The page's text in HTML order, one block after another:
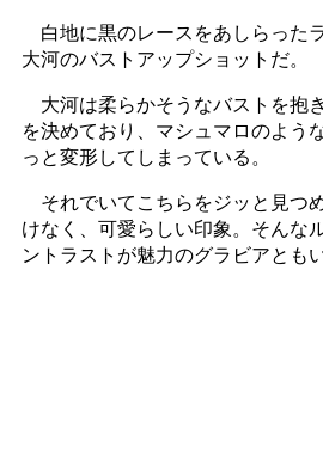
白地に黒のレースをあしらった
大河のバストアップショットだ。
大河は柔らかそうなバストを抱
を決めており、マシュマロのよう
っと変形してしまっている。
それでいてこちらをジッと見つ
けなく、可愛らしい印象。そんな
ントラストが魅力のグラビアとも